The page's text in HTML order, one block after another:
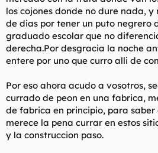
los cojones donde no dure nada,
de dias por tener un puto negrero
graduado escolar que no
derecha.Por desgracia la noche
entere por uno que curro alli de
Por eso ahora acudo a vosotros,
currado de peon en una fabrica,
de fabrica en principio, para saber
merece la pena currar en estos
y la construccion paso.